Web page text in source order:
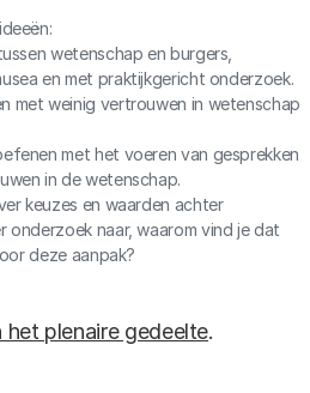
wetenschap en burgers,
en met praktijkgericht onderzoek.
met weinig vertrouwen in wetenschap
met het voeren van gesprekken
in de wetenschap.
keuzes en waarden achter
onderzoek naar, waarom vind je dat
deze aanpak?
het plenaire gedeelte.